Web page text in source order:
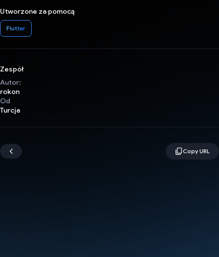
Utworzone za pomocą
Flutter
Zespół
Autor:
rokon
Od
Turcja